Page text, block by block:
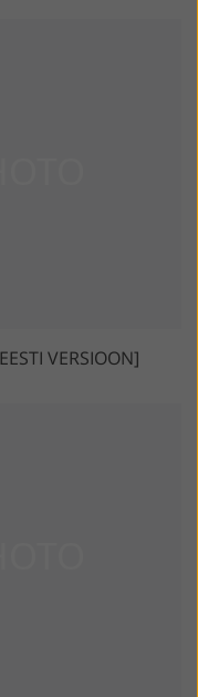
VERSIOON]